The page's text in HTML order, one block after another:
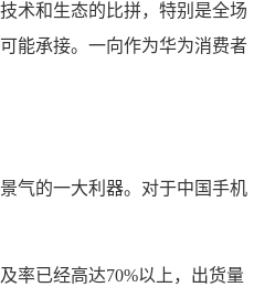
术和生态的比拼，特别是全场
能承接。一向作为华为消费者
气的一大利器。对于中国手机
率已经高达70%以上，出货量